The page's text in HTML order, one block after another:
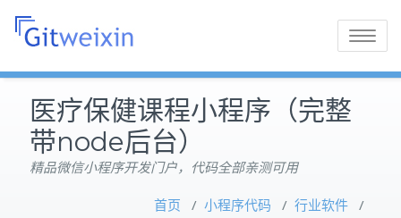
Toggle
医疗保健课程小程序（完整
带node后台）
精品微信小程序开发门户，代码全部亲测可用
首页 / 小程序代码 / 行业软件 /